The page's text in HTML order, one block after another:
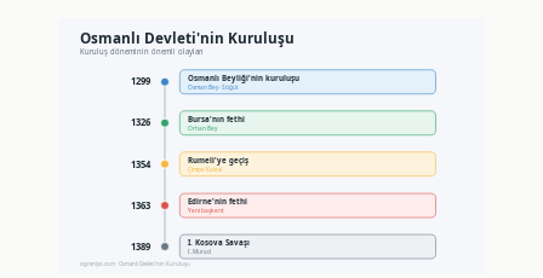
Osmanlı Devleti'nin Kuruluşu
Kuruluş döneminin önemli olayları
1299 Osmanlı Beyliği'nin kuruluşu
Osman Bey · Söğüt
1326 Bursa'nın fethi
Orhan Bey
1354 Rumeli'ye geçiş
Çimpe Kalesi
1363 Edirne'nin fethi
Yeni başkent
1389 I. Kosova Savaşı
I. Murad
ogreniyo.com · Osmanlı Devleti'nin Kuruluşu